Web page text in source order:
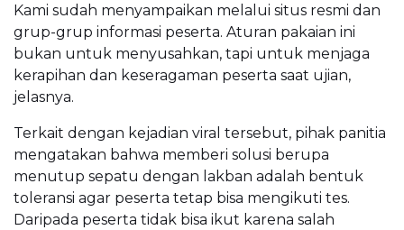
Kami sudah menyampaikan melalui situs resmi dan
grup-grup informasi peserta. Aturan pakaian ini
bukan untuk menyusahkan, tapi untuk menjaga
kerapihan dan keseragaman peserta saat ujian,
jelasnya.
Terkait dengan kejadian viral tersebut, pihak panitia
mengatakan bahwa memberi solusi berupa
menutup sepatu dengan lakban adalah bentuk
toleransi agar peserta tetap bisa mengikuti tes.
Daripada peserta tidak bisa ikut karena salah